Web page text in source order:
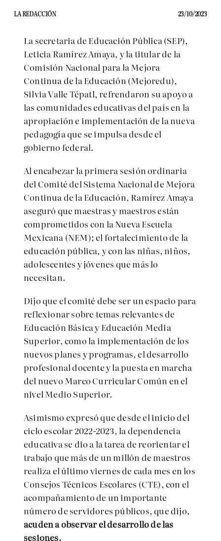
LA REDACCIÓN 23/10/2023
La secretaria de Educación Pública (SEP),
Leticia Ramírez Amaya, y la titular de la
Comisión Nacional para la Mejora
Continua de la Educación (Mejoredu),
Silvia Valle Tépatl, refrendaron su apoyo a
las comunidades educativas del país en la
apropiación e implementación de la nueva
pedagogía que se impulsa desde el
gobierno federal.
Al encabezar la primera sesión ordinaria
del Comité del Sistema Nacional de Mejora
Continua de la Educación, Ramírez Amaya
aseguró que maestras y maestros están
comprometidos con la Nueva Escuela
Mexicana (NEM); el fortalecimiento de la
educación pública, y con las niñas, niños,
adolescentes y jóvenes que más lo
necesitan.
Dijo que el comité debe ser un espacio para
reflexionar sobre temas relevantes de
Educación Básica y Educación Media
Superior, como la implementación de los
nuevos planes y programas, el desarrollo
profesional docente y la puesta en marcha
del nuevo Marco Curricular Común en el
nivel Medio Superior.
Asimismo expresó que desde el inicio del
ciclo escolar 2022-2023, la dependencia
educativa se dio a la tarea de reorientar el
trabajo que más de un millón de maestros
realiza el último viernes de cada mes en los
Consejos Técnicos Escolares (CTE), con el
acompañamiento de un importante
número de servidores públicos, que dijo,
acuden a observar el desarrollo de las
sesiones.